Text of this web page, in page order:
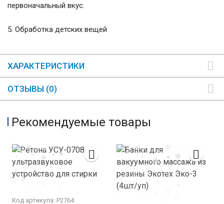
первоначальный вкус.
5. Обработка детских вещей
ХАРАКТЕРИСТИКИ
ОТЗЫВЫ (0)
Рекомендуемые товары
Код артикула: Р2764